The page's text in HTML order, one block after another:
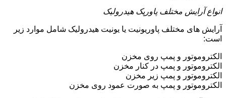
انواع آرایش مختلف پاورپک هیدرولیک
آرایش های مختلف پاوریونیت یا یونیت هیدرولیک شامل موارد زیر
است:
الکتروموتور و پمپ روی مخزن
الکتروموتور و پمپ در کنار مخزن
الکتروموتور و پمپ زیر مخزن
الکتروموتور و پمپ به صورت عمود روی مخزن